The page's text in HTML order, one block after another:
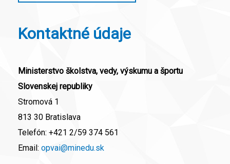
Kontaktné údaje
Ministerstvo školstva, vedy, výskumu a športu
Slovenskej republiky
Stromová 1
813 30 Bratislava
Telefón: +421 2/59 374 561
Email: opvai@minedu.sk